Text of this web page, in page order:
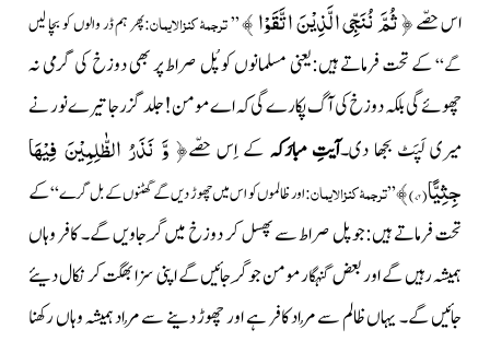
اس حصّے﴿ثُمَّ نُنَجِّی الَّذِیْنَ اتَّقَوْا﴾”ترجمۂ کنزالایمان:پھر ہم ڈر والوں کو بچا لیں
گے“کے تحت فرماتے ہیں:یعنی مسلمانوں کو پُل صراط پر بھی دوزخ کی گرمی نہ
چھوئے گی بلکہ دوزخ کی آگ پکارے گی کہ اے مومن! جلد گزر جا تیرے نور نے
میری لَپَٹ بجھا دی۔آیتِ مبارَکہ کے اِس حصّے﴿وَّ نَذَرُ الظّٰلِمِیْنَ فِیْهَا
جِثِیًّا(۷۲) ﴾”ترجمۂ کنزالایمان: اور ظالموں کو اس میں چھوڑ دیں گے گھٹنوں کے بل گرے“کے
تحت فرماتے ہیں:جو پل صراط سے پھسل کر دوزخ میں گِر جاویں گے۔ کافر وہاں
ہمیشہ رہیں گے اور بعض گنہگار مومن جو گِر جائیں گے اپنی سزا بھگت کر نکال دیئے
جائیں گے۔ یہاں ظالم سے مُراد کافر ہے اور چھوڑ دینے سے مُراد ہمیشہ وہاں رکھنا